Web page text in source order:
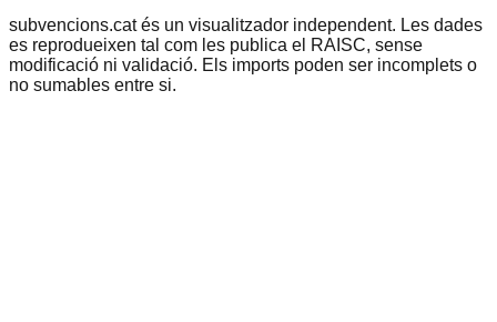
subvencions.cat és un visualitzador independent. Les dades
es reprodueixen tal com les publica el RAISC, sense
modificació ni validació. Els imports poden ser incomplets o
no sumables entre si.